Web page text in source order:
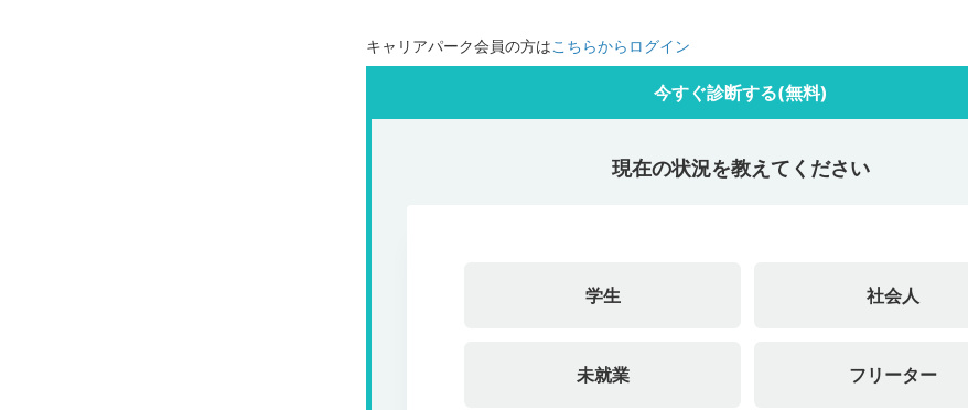
キャリアパーク会員の方はこちらからログイン
今すぐ診断する(無料)
現在の状況を教えてください
学生 社会人
未就業 フリーター